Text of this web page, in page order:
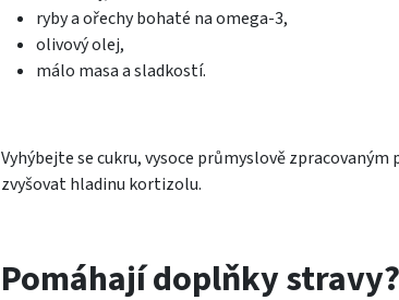
ryby a ořechy bohaté na omega-3,
olivový olej,
málo masa a sladkostí.
Vyhýbejte se cukru, vysoce průmyslově
zvyšovat hladinu kortizolu.
Pomáhají doplňky stravy?